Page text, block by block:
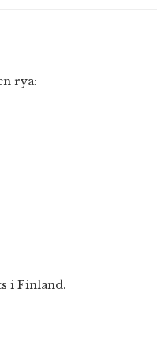
rya:
i Finland.